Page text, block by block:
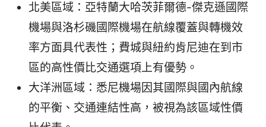
北美區域：亞特蘭大哈茨菲爾德-傑克遜國際
機場與洛杉磯國際機場在航線覆蓋與轉機效
率方面具代表性；費城與紐約肯尼迪在到市
區的高性價比交通選項上有優勢。
大洋洲區域：悉尼機場因其國際與國內航線
的平衡、交通連結性高，被視為該區域性價